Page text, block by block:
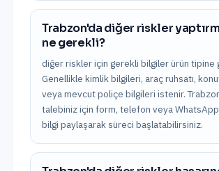
Trabzon'da diğer riskler
ne gerekli?
diğer riskler için gerekli bilgiler ürün tipine
Genellikle kimlik bilgileri, araç ruhsatı,
veya mevcut poliçe bilgileri istenir.
talebiniz için form, telefon veya
bilgi paylaşarak süreci başlatabilirsiniz.